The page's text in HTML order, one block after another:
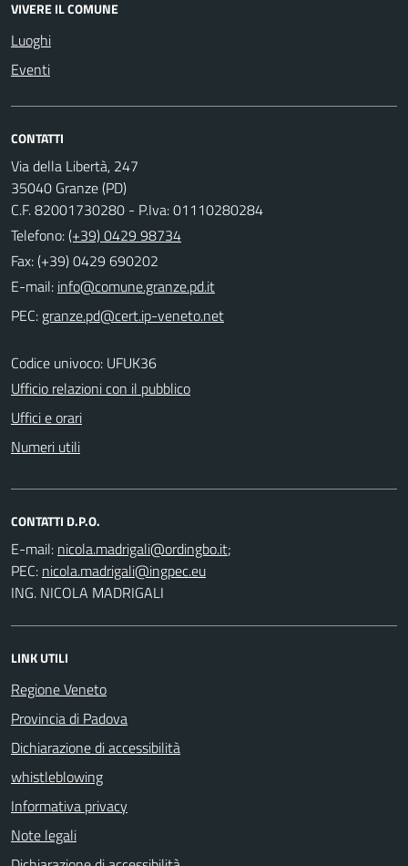
VIVERE IL COMUNE
Luoghi
Eventi
CONTATTI
Via della Libertà, 247
35040 Granze (PD)
C.F. 82001730280 - P.Iva: 01110280284
Telefono:(+39) 0429 98734
Fax: (+39) 0429 690202
E-mail:
PEC:
Codice univoco: UFUK36
Ufficio relazioni con il pubblico
Uffici e orari
Numeri utili
CONTATTI D.P.O.
E-mail:
;
PEC:
ING. NICOLA MADRIGALI
LINK UTILI
Regione Veneto
Provincia di Padova
Dichiarazione di accessibilità
whistleblowing
Informativa privacy
Note legali